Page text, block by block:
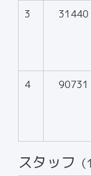
3 31440
4 90731
スタッフ